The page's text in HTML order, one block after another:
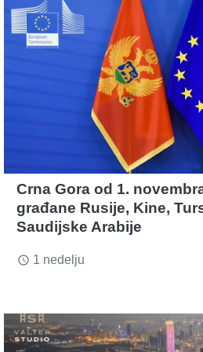
Crna Gora od 1.
građane Rusije, Kine,
Saudijske Arabije
access_time 1 nedelju